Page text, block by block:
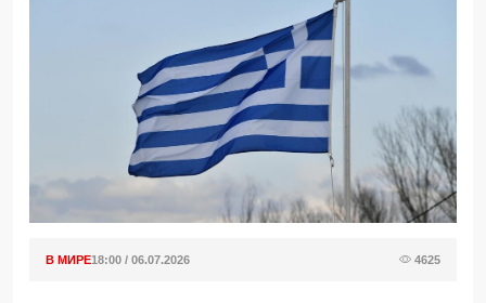
В МИРЕ18:00 / 06.07.2026 4625